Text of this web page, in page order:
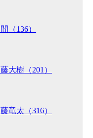
（136）
大樹（201）
竜太（316）